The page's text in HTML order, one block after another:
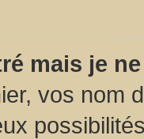
mais je
vos nom